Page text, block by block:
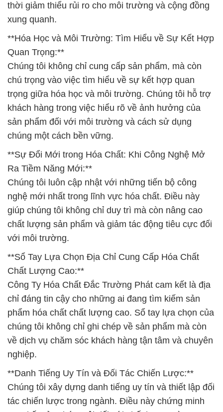
thời giảm thiểu rủi ro cho môi trường và cộng đồng
xung quanh.
**Hóa Học và Môi Trường: Tìm Hiểu về Sự Kết Hợp
Quan Trọng:**
Chúng tôi không chỉ cung cấp sản phẩm, mà còn
chú trọng vào việc tìm hiểu về sự kết hợp quan
trọng giữa hóa học và môi trường. Chúng tôi hỗ trợ
khách hàng trong việc hiểu rõ về ảnh hưởng của
sản phẩm đối với môi trường và cách sử dụng
chúng một cách bền vững.
**Sự Đổi Mới trong Hóa Chất: Khi Công Nghệ Mở
Ra Tiềm Năng Mới:**
Chúng tôi luôn cập nhật với những tiến bộ công
nghệ mới nhất trong lĩnh vực hóa chất. Điều này
giúp chúng tôi không chỉ duy trì mà còn nâng cao
chất lượng sản phẩm và giảm tác động tiêu cực đối
với môi trường.
**Sổ Tay Lựa Chọn Địa Chỉ Cung Cấp Hóa Chất
Chất Lượng Cao:**
Công Ty Hóa Chất Đắc Trường Phát cam kết là địa
chỉ đáng tin cậy cho những ai đang tìm kiếm sản
phẩm hóa chất chất lượng cao. Sổ tay lựa chọn của
chúng tôi không chỉ ghi chép về sản phẩm mà còn
về dịch vụ chăm sóc khách hàng tận tâm và chuyên
nghiệp.
**Danh Tiếng Uy Tín và Đối Tác Chiến Lược:**
Chúng tôi xây dựng danh tiếng uy tín và thiết lập đối
tác chiến lược trong ngành. Điều này chứng minh